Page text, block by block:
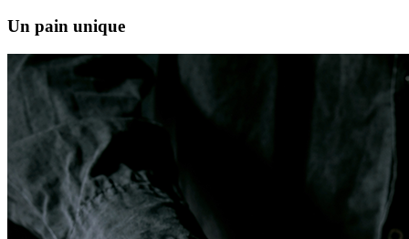
Un pain unique